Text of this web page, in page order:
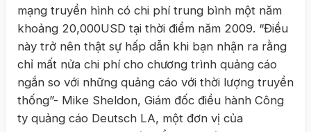
mạng truyền hình có chi phí trung bình một năm
khoảng 20,000USD tại thời điểm năm 2009. “Điều
này trở nên thật sự hấp dẫn khi bạn nhận ra rằng
chỉ mất nửa chi phí cho chương trình quảng cáo
ngắn so với những quảng cáo với thời lượng truyền
thống”- Mike Sheldon, Giám đốc điều hành Công
ty quảng cáo Deutsch LA, một đơn vị của